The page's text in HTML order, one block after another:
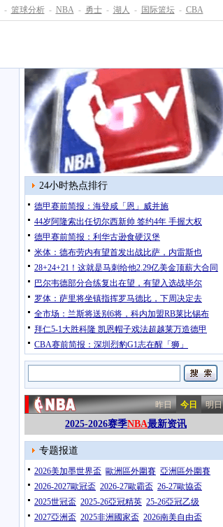
- 篮球分析 - NBA - 勇士 - 湖人 - 国际篮坛 - CBA
24小时热点排行
德甲赛前简报：海登咸「恩」威并施
44岁阿隆索出任切尔西新帅 签约4年 手握大权
德甲赛前简报：利华古逊食硬汉堡
米体：德布劳内有望首发出战比萨，内雷斯也
28+24+21！这就是马刺给他2.29亿美金顶薪大合同
巴尔韦德部分合练复出在望，有望入选战毕尔
罗体：萨里将坐镇指挥罗马德比，下周决定去
全市场：兰斯将送别6将，科内加盟RB莱比锡布
拜仁5-1大胜科隆 凯恩帽子戏法超越莱万造德甲
CBA赛前简报：深圳烈豹G1志在醒「狮」
昨日 今日 明日
2025-2026赛季NBA最新资讯
专题报道
2026美加墨世界盃 歐洲區外圍賽 亞洲區外圍賽
2026-2027歐冠盃 2026-27歐霸盃 26-27歐協盃
2025世冠盃 2025-26亞冠精英 25-26亞冠乙级
2027亞洲盃 2025非洲國家盃 2026南美自由盃